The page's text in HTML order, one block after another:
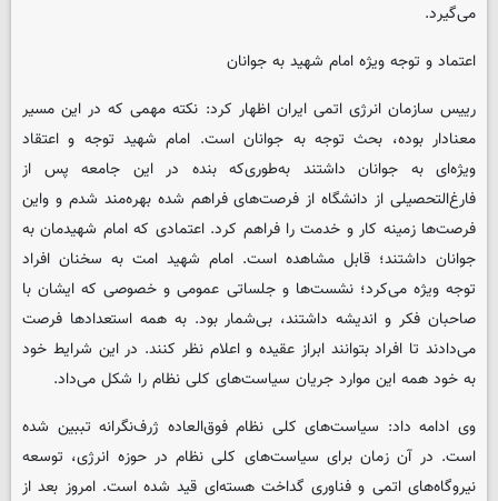
می‌گیرد.
اعتماد و توجه ویژه امام شهید به جوانان
رییس سازمان انرژی اتمی ایران اظهار کرد: نکته مهمی که در این مسیر
معنادار بوده، بحث توجه به جوانان است. امام شهید توجه و اعتقاد
ویژه‌ای به جوانان داشتند به‌طوری‌که بنده در این جامعه پس از
فارغ‌التحصیلی از دانشگاه از فرصت‌های فراهم شده بهره‌مند شدم و واین
فرصت‌ها زمینه کار و خدمت را فراهم کرد. اعتمادی که امام شهیدمان به
جوانان داشتند؛ قابل مشاهده است. امام شهید امت به سخنان افراد
توجه ویژه می‌کرد؛ نشست‌ها و جلساتی عمومی و خصوصی که ایشان با
صاحبان فکر و اندیشه داشتند، بی‌شمار بود. به همه استعدادها فرصت
می‌دادند تا افراد بتوانند ابراز عقیده و اعلام نظر کنند. در این شرایط خود
به خود همه این موارد جریان سیاست‌های کلی نظام را شکل می‌داد.
وی ادامه داد: سیاست‌های کلی نظام فوق‌العاده ژرف‌نگرانه تببین شده
است. در آن زمان برای سیاست‌های کلی نظام در حوزه انرژی، توسعه
نیروگاه‌های اتمی و فناوری گداخت هسته‌ای قید شده است. امروز بعد از